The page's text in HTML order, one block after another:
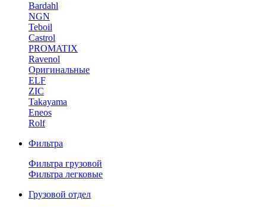
Bardahl
NGN
Teboil
Castrol
PROMATIX
Ravenol
Оригинальные
ELF
ZIC
Takayama
Eneos
Rolf
Фильтра
Фильтра грузовой
Фильтра легковые
Грузовой отдел